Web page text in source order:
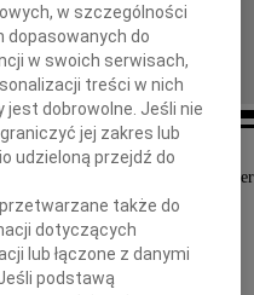
przyjęliśmy wiadomość o
Ciacha
w szczególności
dopasowanych do
w swoich serwisach,
treści w nich
jest dobrowolne. Jeśli nie
jej zakres lub
udzieloną przejdź do
także do
dotyczących
lub łączone z danymi
podstawą